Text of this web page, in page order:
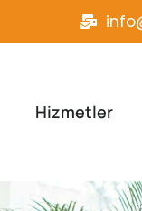
Hizmetler